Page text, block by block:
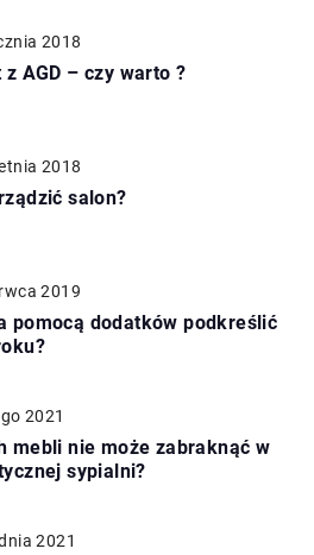
2018
z AGD – czy warto ?
2018
salon?
2019
pomocą dodatków podkreślić
2021
mebli nie może zabraknąć w
sypialni?
2021